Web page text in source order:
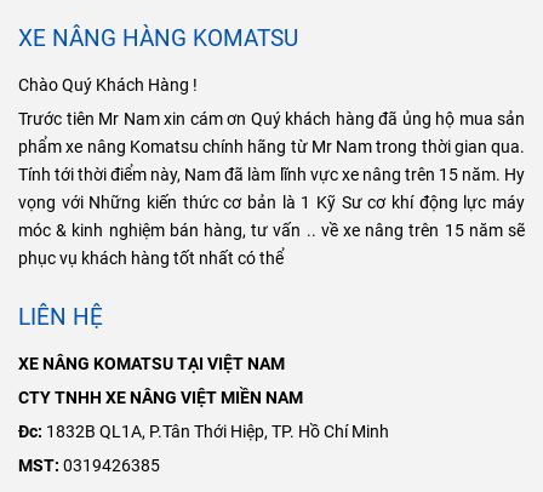
XE NÂNG HÀNG KOMATSU
Chào Quý Khách Hàng !
Trước tiên Mr Nam xin cám ơn Quý khách hàng đã ủng hộ mua sản
phẩm xe nâng Komatsu chính hãng từ Mr Nam trong thời gian qua.
Tính tới thời điểm này, Nam đã làm lĩnh vực xe nâng trên 15 năm. Hy
vọng với Những kiến thức cơ bản là 1 Kỹ Sư cơ khí động lực máy
móc & kinh nghiệm bán hàng, tư vấn .. về xe nâng trên 15 năm sẽ
phục vụ khách hàng tốt nhất có thể
LIÊN HỆ
XE NÂNG KOMATSU TẠI VIỆT NAM
CTY TNHH XE NÂNG VIỆT MIỀN NAM
Đc: 1832B QL1A, P.Tân Thới Hiệp, TP. Hồ Chí Minh
MST: 0319426385